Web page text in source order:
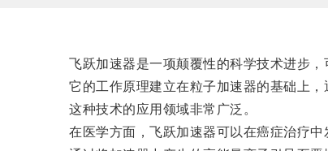
飞跃加速器是一项颠覆性的科学技术进步，
它的工作原理建立在粒子加速器的基础上，
这种技术的应用领域非常广泛。
在医学方面，飞跃加速器可以在癌症治疗中